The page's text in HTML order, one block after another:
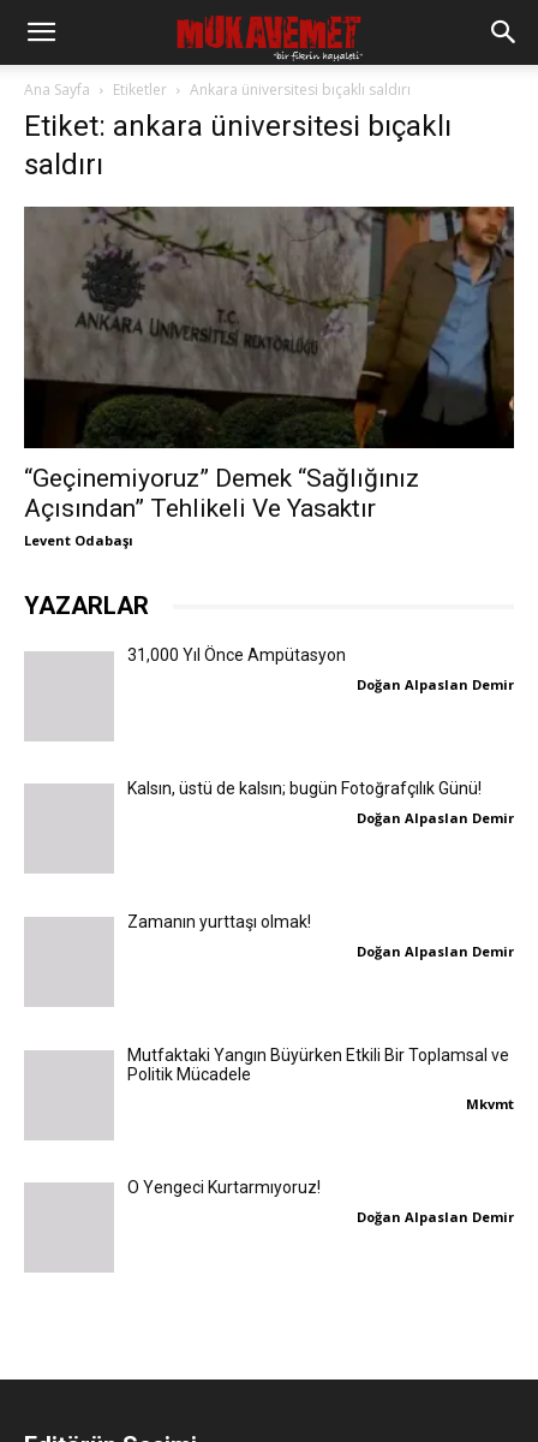
Ana Sayfa Etiketler Ankara üniversitesi bıçaklı saldırı
Etiket: ankara üniversitesi bıçaklı
saldırı
“Geçinemiyoruz” Demek “Sağlığınız
Açısından” Tehlikeli Ve Yasaktır
Levent Odabaşı
YAZARLAR
31,000 Yıl Önce Ampütasyon
Doğan Alpaslan Demir
Kalsın, üstü de kalsın; bugün Fotoğrafçılık Günü!
Doğan Alpaslan Demir
Zamanın yurttaşı olmak!
Doğan Alpaslan Demir
Mutfaktaki Yangın Büyürken Etkili Bir Toplamsal ve
Politik Mücadele
Mkvmt
O Yengeci Kurtarmıyoruz!
Doğan Alpaslan Demir